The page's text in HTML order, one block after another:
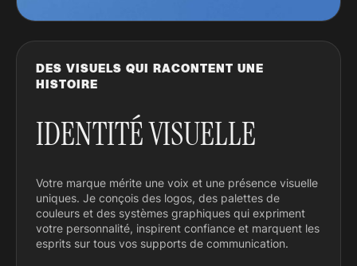
DES VISUELS QUI RACONTENT UNE
HISTOIRE
IDENTITÉ VISUELLE
Votre marque mérite une voix et une présence visuelle
uniques. Je conçois des logos, des palettes de
couleurs et des systèmes graphiques qui expriment
votre personnalité, inspirent confiance et marquent les
esprits sur tous vos supports de communication.